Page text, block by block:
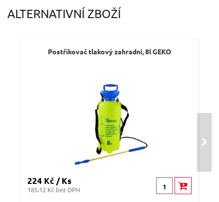
ALTERNATIVNÍ ZBOŽÍ
Postřikovač tlakový zahradní, 8l GEKO
224 Kč / Ks
185.12 Kč bez DPH